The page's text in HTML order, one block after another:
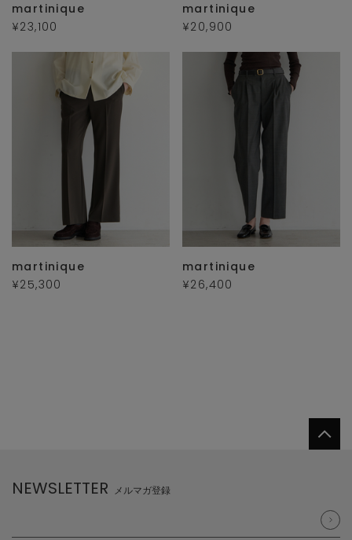
martinique
¥23,100
martinique
¥20,900
martinique
¥25,300
martinique
¥26,400
NEWSLETTER メルマガ登録